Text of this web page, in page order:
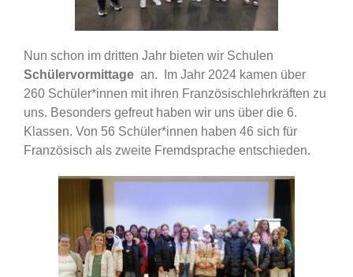
Nun schon im dritten Jahr bieten wir Schulen
Schülervormittagean. Im Jahr 2024 kamen über
260 Schüler*innen mit ihren Französischlehrkräften zu
uns. Besonders gefreut haben wir uns über die 6.
Klassen. Von 56 Schüler*innen haben 46 sich für
Französisch als zweite Fremdsprache entschieden.